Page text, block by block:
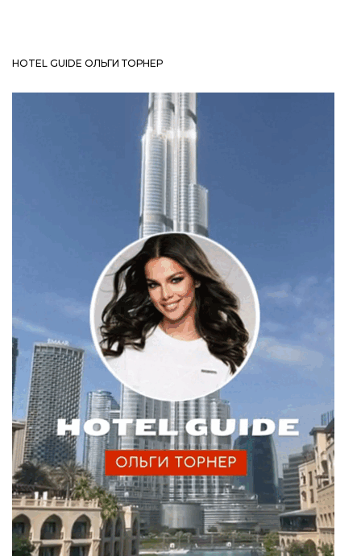
HOTEL GUIDE ОЛЬГИ ТОРНЕР